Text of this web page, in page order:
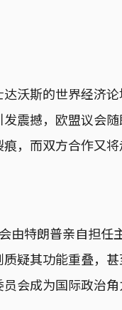
沃斯的世界经济
震撼，欧盟议会
，而双方合作又
特朗普亲自担任
疑其功能重叠，
会成为国际政治